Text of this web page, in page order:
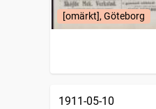
[omärkt], Göteborg
1911-05-10